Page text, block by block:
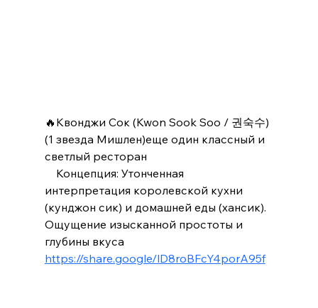
🔥Квонджи Сок (Kwon Sook Soo / 권숙수)
(1 звезда Мишлен)еще один классный и
светлый ресторан
Концепция: Утонченная
интерпретация королевской кухни
(кунджон сик) и домашней еды (хансик).
Ощущение изысканной простоты и
глубины вкуса
https://share.google/lD8roBFcY4porA95f